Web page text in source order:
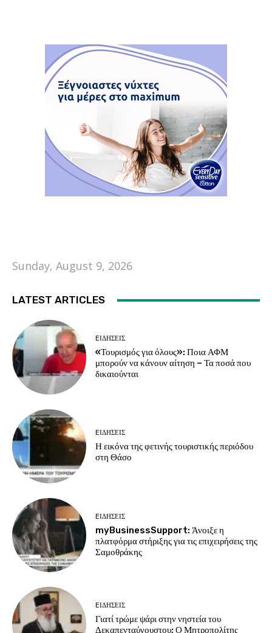
Sunday, August 9, 2026
LATEST ARTICLES
EΙΔΗΣΕΙΣ
«Τουρισμός για όλους»: Ποια ΑΦΜ
μπορούν να κάνουν αίτηση – Τα ποσά που
δικαιούνται
EΙΔΗΣΕΙΣ
Η εικόνα της φετινής τουριστικής περιόδου
στη Θάσο
EΙΔΗΣΕΙΣ
myBusinessSupport: Άνοιξε η
πλατφόρμα στήριξης για τις επιχειρήσεις της
Σαμοθράκης
EΙΔΗΣΕΙΣ
Γιατί τρώμε ψάρι στην νηστεία του
Δεκαπενταύγουστου; Ο Μητροπολίτης